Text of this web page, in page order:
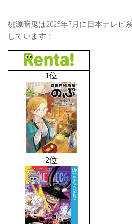
桃源暗鬼は2025年7月に日本テレビ
しています！